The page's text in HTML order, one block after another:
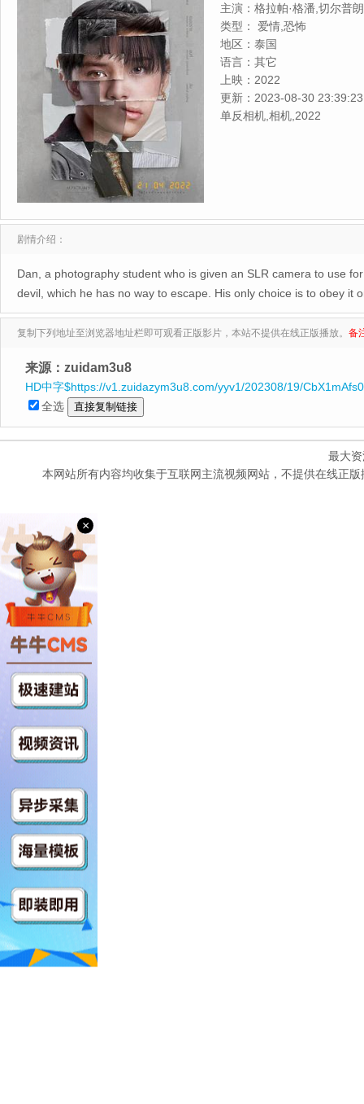
主演： 格拉帕·格潘,切尔普
恩·布艾
类型：
爱情,恐怖
地区： 泰国
语言： 其它
上映： 2022
更新： 2023-08-30 23:39:23
单反相机,相机,2022
剧情介绍：
Dan, a photography student who is given an SLR camera to use
devil, which he has no way to escape. His only choice is to obey it
复制下列地址至浏览器地址栏即可观看正版影片，本站不提供在线正版播放。 备
来源：zuidam3u8
HD中字$https://v1.zuidazym3u8.com/yyv1/202308/19/
全选
最大
本网站所有内容均收集于互联网主流视频网站，不提供在线正
×